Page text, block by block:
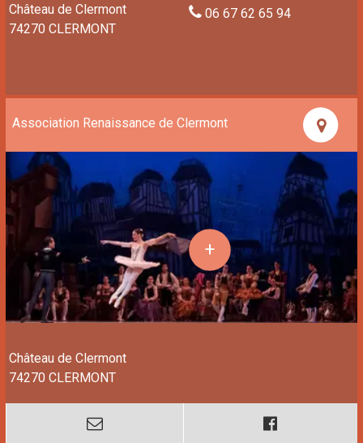
Château de Clermont
74270 CLERMONT
06 67 62 65 94
Association Renaissance de Clermont
Château de Clermont
74270 CLERMONT